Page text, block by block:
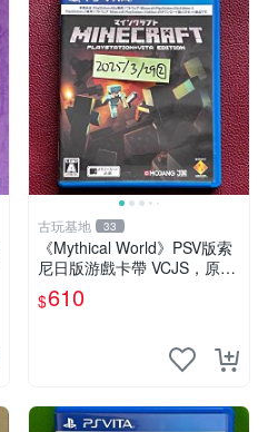
古玩基地 33
《Mythical World》PSV版索
尼日版游戲卡帶 VCJS，原裝
進口帶全盒說明書，支持主機
運行。Mythical World PSV
$610